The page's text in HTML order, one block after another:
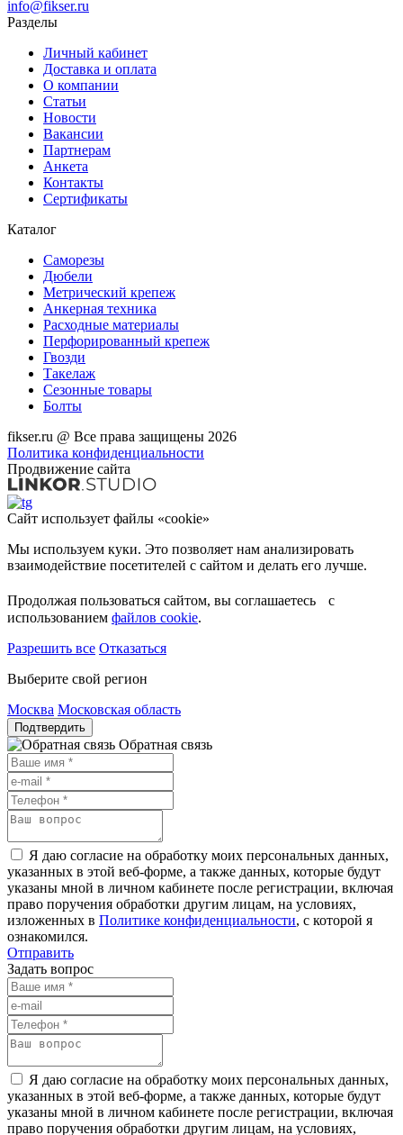
info@fikser.ru
Разделы
Личный кабинет
Доставка и оплата
О компании
Статьи
Новости
Вакансии
Партнерам
Анкета
Контакты
Сертификаты
Каталог
Саморезы
Дюбели
Метрический крепеж
Анкерная техника
Расходные материалы
Перфорированный крепеж
Гвозди
Такелаж
Сезонные товары
Болты
fikser.ru @ Все права защищены 2026
Политика конфиденциальности
Продвижение сайта
Сайт использует файлы «cookie»
Мы используем куки. Это позволяет нам анализировать
взаимодействие посетителей с сайтом и делать его лучше.
Продолжая пользоваться сайтом, вы соглашаетесь с
использованием файлов cookie.
Разрешить все Отказаться
Выберите свой регион
Москва Московская область
Подтвердить
Обратная связь
Я даю согласие на обработку моих персональных данных,
указанных в этой веб-форме, а также данных, которые будут
указаны мной в личном кабинете после регистрации, включая
право поручения обработки другим лицам, на условиях,
изложенных в Политике конфиденциальности, с которой я
ознакомился.
Отправить
Задать вопрос
Я даю согласие на обработку моих персональных данных,
указанных в этой веб-форме, а также данных, которые будут
указаны мной в личном кабинете после регистрации, включая
право поручения обработки другим лицам, на условиях,